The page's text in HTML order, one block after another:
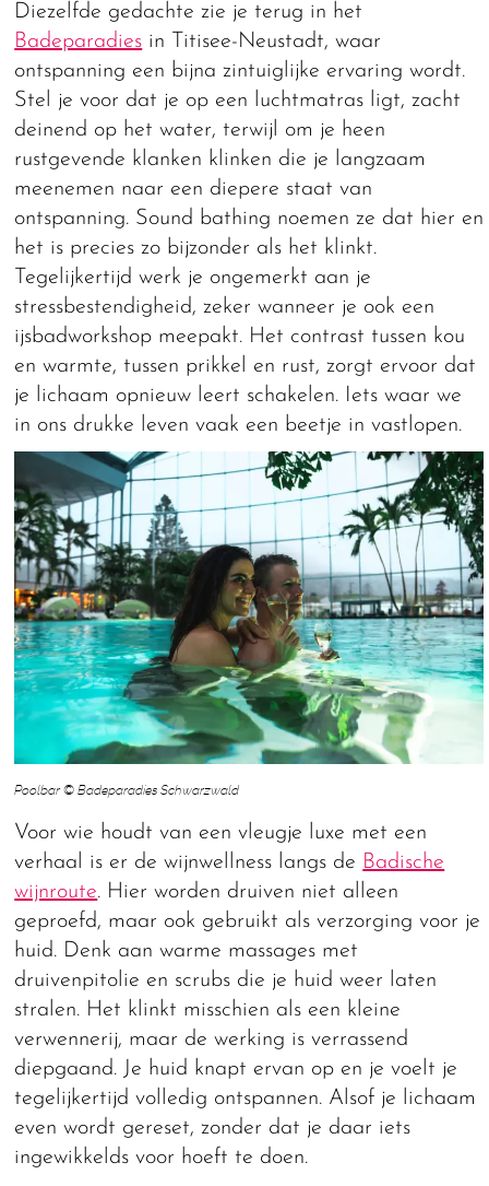
Diezelfde gedachte zie je terug in het
Badeparadies in Titisee-Neustadt, waar
ontspanning een bijna zintuiglijke ervaring wordt.
Stel je voor dat je op een luchtmatras ligt, zacht
deinend op het water, terwijl om je heen
rustgevende klanken klinken die je langzaam
meenemen naar een diepere staat van
ontspanning. Sound bathing noemen ze dat hier en
het is precies zo bijzonder als het klinkt.
Tegelijkertijd werk je ongemerkt aan je
stressbestendigheid, zeker wanneer je ook een
ijsbadworkshop meepakt. Het contrast tussen kou
en warmte, tussen prikkel en rust, zorgt ervoor dat
je lichaam opnieuw leert schakelen. Iets waar we
in ons drukke leven vaak een beetje in vastlopen.
Poolbar © Badeparadies Schwarzwald
Voor wie houdt van een vleugje luxe met een
verhaal is er de wijnwellness langs de Badische
wijnroute. Hier worden druiven niet alleen
geproefd, maar ook gebruikt als verzorging voor je
huid. Denk aan warme massages met
druivenpitolie en scrubs die je huid weer laten
stralen. Het klinkt misschien als een kleine
verwennerij, maar de werking is verrassend
diepgaand. Je huid knapt ervan op en je voelt je
tegelijkertijd volledig ontspannen. Alsof je lichaam
even wordt gereset, zonder dat je daar iets
ingewikkelds voor hoeft te doen.